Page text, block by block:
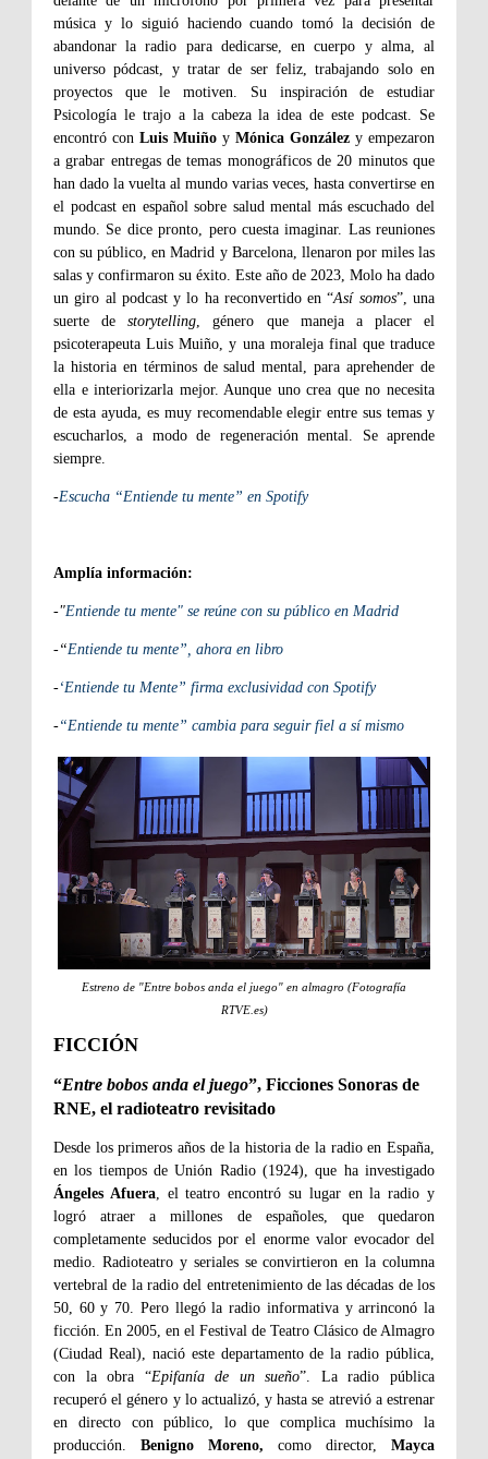
música y lo siguió haciendo cuando tomó la decisión de
abandonar la radio para dedicarse, en cuerpo y alma, al
universo pódcast, y tratar de ser feliz, trabajando solo en
proyectos que le motiven. Su inspiración de estudiar
Psicología le trajo a la cabeza la idea de este podcast. Se
encontró con Luis Muiño y Mónica González y empezaron
a grabar entregas de temas monográficos de 20 minutos que
han dado la vuelta al mundo varias veces, hasta convertirse en
el podcast en español sobre salud mental más escuchado del
mundo. Se dice pronto, pero cuesta imaginar. Las reuniones
con su público, en Madrid y Barcelona, llenaron por miles las
salas y confirmaron su éxito. Este año de 2023, Molo ha dado
un giro al podcast y lo ha reconvertido en “Así somos”, una
suerte destorytelling, género que maneja a placer el
psicoterapeuta Luis Muiño, y una moraleja final que traduce
la historia en términos de salud mental, para aprehender de
ella e interiorizarla mejor. Aunque uno crea que no necesita
de esta ayuda, es muy recomendable elegir entre sus temas y
escucharlos, a modo de regeneración mental. Se aprende
siempre.
-Escucha “Entiende tu mente” en Spotify
Amplía información:
-"Entiende tu mente" se reúne con su público en Madrid
-“Entiende tu mente”, ahora en libro
-‘Entiende tu Mente” firma exclusividad con Spotify
-“Entiende tu mente” cambia para seguir fiel a sí mismo
Estreno de "Entre bobos anda el juego" en almagro (Fotografía
RTVE.es)
FICCIÓN
“Entre bobos anda el juego”, Ficciones Sonoras de
RNE, el radioteatro revisitado
Desde los primeros años de la historia de la radio en España,
en los tiempos de Unión Radio (1924), que ha investigado
Ángeles Afuera, el teatro encontró su lugar en la radio y
logró atraer a millones de españoles, que quedaron
completamente seducidos por el enorme valor evocador del
medio. Radioteatro y seriales se convirtieron en la columna
vertebral de la radio del entretenimiento de las décadas de los
50, 60 y 70. Pero llegó la radio informativa y arrinconó la
ficción. En 2005, en el Festival de Teatro Clásico de Almagro
(Ciudad Real), nació este departamento de la radio pública,
con la obra “Epifanía de un sueño”. La radio pública
recuperó el género y lo actualizó, y hasta se atrevió a estrenar
en directo con público, lo que complica muchísimo la
producción. Benigno Moreno, como director, Mayca